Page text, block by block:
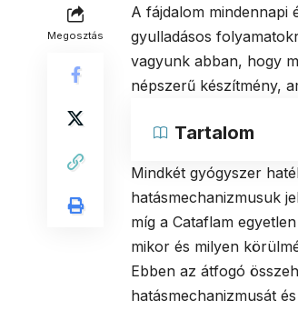
Megosztás
A fájdalom mindennapi
gyulladásos
vagyunk abban, hogy
népszerű készítmény,
Tartalom
Mindkét gyógyszer
hatásmechanizmusuk
míg a Cataflam
mikor és milyen
Ebben az átfogó
hatásmechanizmusát